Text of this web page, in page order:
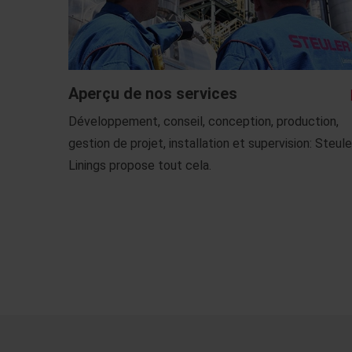
Aperçu de nos services
Développement, conseil, conception, production,
gestion de projet, installation et supervision:
Linings propose tout cela.